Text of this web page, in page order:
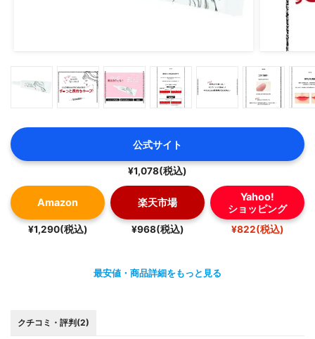
公式サイト
¥1,078(税込)
Amazon
¥1,290(税込)
楽天市場
¥968(税込)
Yahoo!
ショッピング
¥822(税込)
最安値・商品詳細をもっと見る
クチコミ・評判(2)